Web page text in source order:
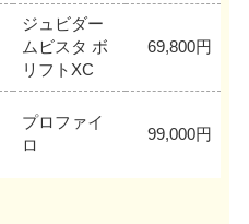
ジュビダー
ムビスタ ボ
リフトXC
69,800円
プロファイ
ロ
99,000円